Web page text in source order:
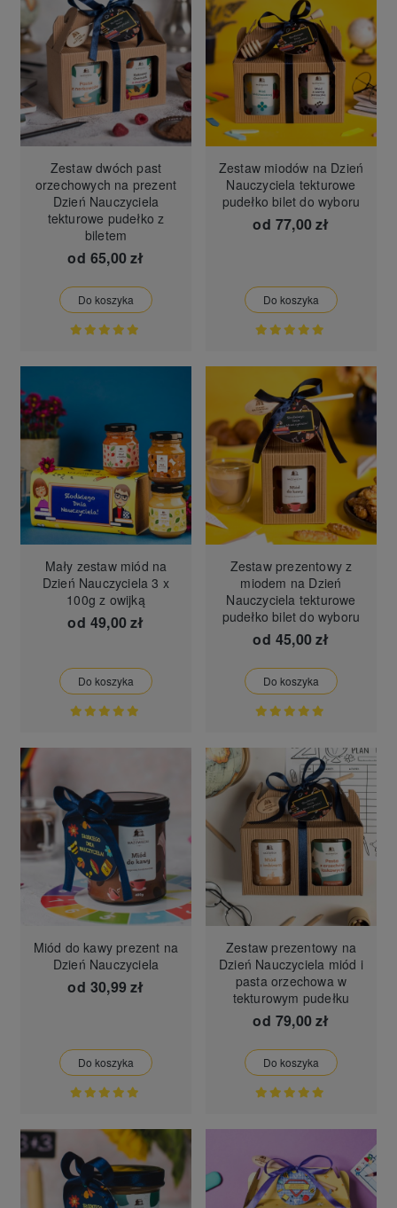
Zestaw dwóch past
orzechowych na prezent
Dzień Nauczyciela
tekturowe pudełko z
biletem
od 65,00 zł
Do koszyka
Zestaw miodów na Dzień
Nauczyciela tekturowe
pudełko bilet do wyboru
od 77,00 zł
Do koszyka
Mały zestaw miód na
Dzień Nauczyciela 3 x
100g z owijką
od 49,00 zł
Do koszyka
Zestaw prezentowy z
miodem na Dzień
Nauczyciela tekturowe
pudełko bilet do wyboru
od 45,00 zł
Do koszyka
Miód do kawy prezent na
Dzień Nauczyciela
od 30,99 zł
Do koszyka
Zestaw prezentowy na
Dzień Nauczyciela miód i
pasta orzechowa w
tekturowym pudełku
od 79,00 zł
Do koszyka